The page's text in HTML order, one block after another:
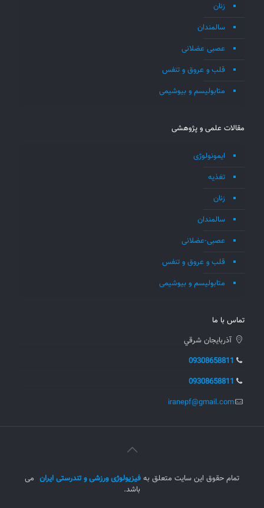
زنان
سالمندان
عصبی عضلانی
قلب و عروق و تنفس
متابولیسم و بیوشیمی
مقالات علمی و پژوهشی
ایمونولوژی
تغذیه
زنان
سالمندان
عصبی-عضلانی
قلب و عروق و تنفس
متابولیسم و بیوشیمی
تماس با ما
آذربايجان شرقي
09308658811
09308658811
iranepf@gmail.com
تمام حقوق این سایت متعلق به فیزیولوژی ورزشی و تندرستی ایران می
باشد.